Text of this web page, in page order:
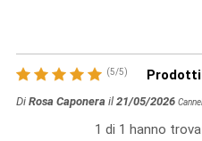
(5/5)
Di Rosa Caponera il 21/05/2026
1 di 1 hanno